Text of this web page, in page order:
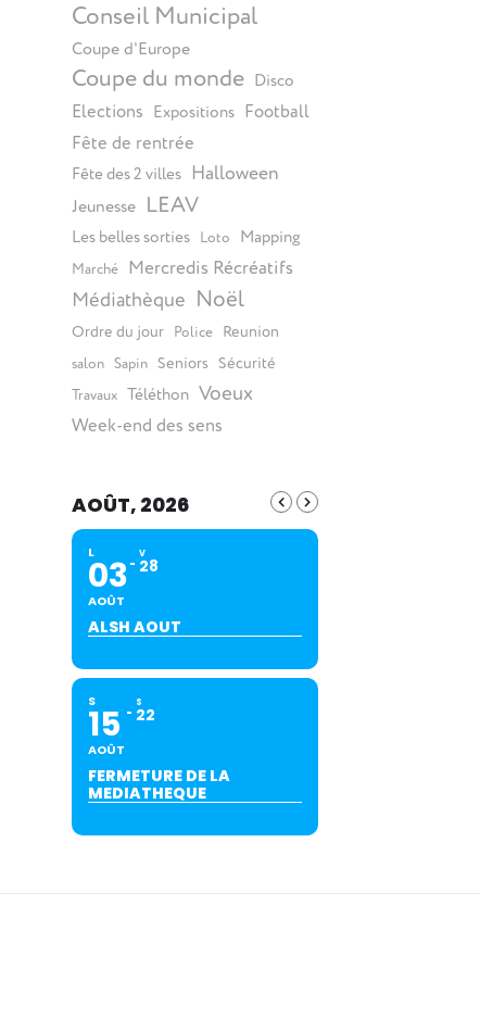
Conseil Municipal
Coupe d'Europe
Coupe du monde Disco
Elections Expositions Football
Fête de rentrée
Fête des 2 villes Halloween
Jeunesse LEAV
Les belles sorties Loto Mapping
Marché Mercredis Récréatifs
Médiathèque Noël
Ordre du jour Police Reunion
salon Sapin Seniors Sécurité
Travaux Téléthon Voeux
Week-end des sens
AOÛT, 2026
L
03
AOÛT
V
28
ALSH AOUT
S
15
AOÛT
S
22
FERMETURE DE LA
MEDIATHEQUE